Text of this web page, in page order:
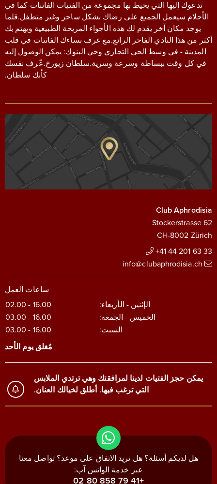
تدعوك إليها التي يحيط بها مجموعة من الفتيات الفاتنات كما في
الأحلام سيعمل الجميع على رضاك بشكل ساحر وغير متطفل.قلما
يوجد مكان آخر يقدم لك هذه الأجواء المريحة الطبيعية ويهتم بك
أكثر من هذا النادي الفاخر الرائع.مع غرف نساءك الفاتنات في قلب
المدينة - في وسط الحي التجاري وحي البنوك: يمكن الوصول إليه
في كل وقت ببساطة وسرعة وسرية.سلطان زيورخ.عّرف نفسك
كأنك سلطان.
Club Aphrodisia
Stockerstrasse 62
CH-8002 Zürich
+41 44 201 63 33
info@clubaphrodisia.ch
ساعات العمل
الإثنين - الأربعاء:
16.00 - 02.00
الخميس - الجمعة:
16.00 - 03.00
السبت:
16.00 - 03.00
مُغلق يوم الأحد
يمكن حجز الفتيات لدينا لمرافقتك وهي ترتدي الملابس
التي ترغب فيها. أطلق لخيالك العنان.
هل لديكم أسئلة؟ هل تريد الاتفاق على موعد؟ تواصل معنا
عبر خدمة الواتس آب:
+41 79 858 80 02